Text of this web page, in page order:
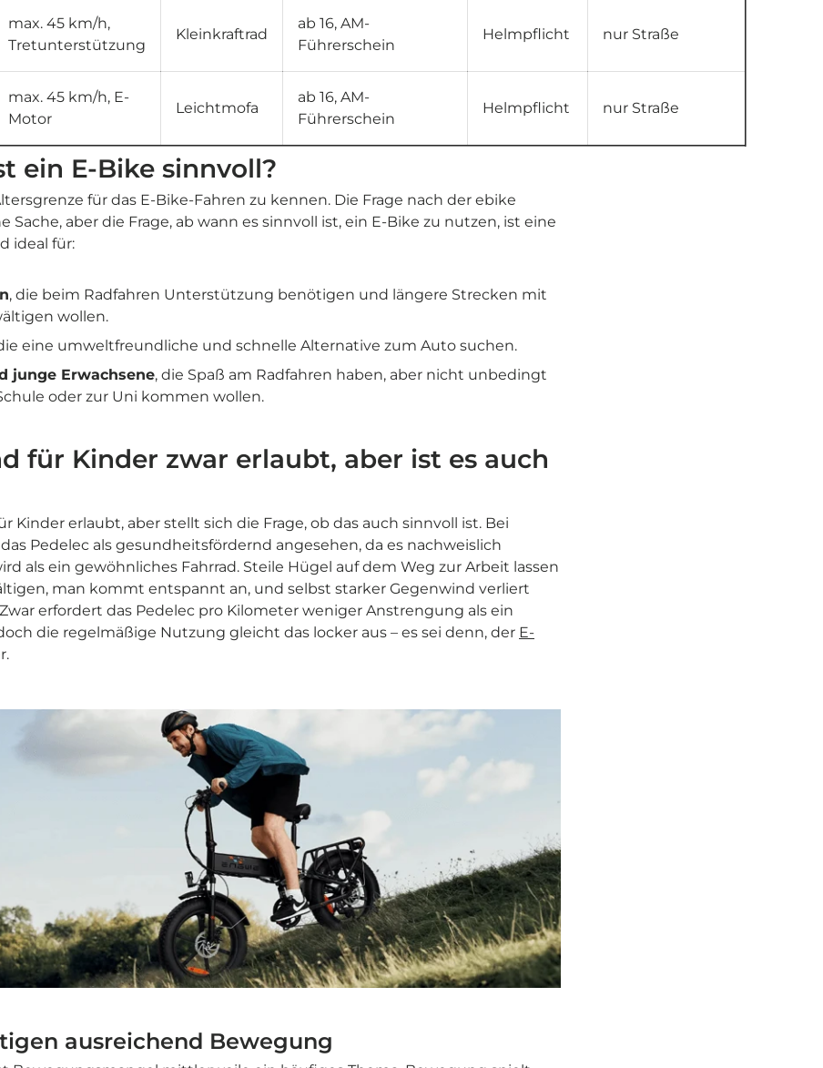
max. 45 km/h,
Tretunterstützung
Kleinkraftrad
ab 16, AM-
Führerschein
Helmpflicht nur Straße
max. 45 km/h, E-
Motor
Leichtmofa
ab 16, AM-
Führerschein
Helmpflicht nur Straße
ein E-Bike sinnvoll?
für das E-Bike-Fahren zu kennen. Die Frage nach der ebike
Sache, aber die Frage, ab wann es sinnvoll ist, ein E-Bike zu nutzen, ist eine
ideal für:
, die beim Radfahren Unterstützung benötigen und längere Strecken mit
wollen.
eine umweltfreundliche und schnelle Alternative zum Auto suchen.
junge Erwachsene, die Spaß am Radfahren haben, aber nicht unbedingt
oder zur Uni kommen wollen.
für Kinder zwar erlaubt, aber ist es auch
Kinder erlaubt, aber stellt sich die Frage, ob das auch sinnvoll ist. Bei
Pedelec als gesundheitsfördernd angesehen, da es nachweislich
als ein gewöhnliches Fahrrad. Steile Hügel auf dem Weg zur Arbeit lassen
man kommt entspannt an, und selbst starker Gegenwind verliert
erfordert das Pedelec pro Kilometer weniger Anstrengung als ein
die regelmäßige Nutzung gleicht das locker aus – es sei denn, der E-
ausreichend Bewegung